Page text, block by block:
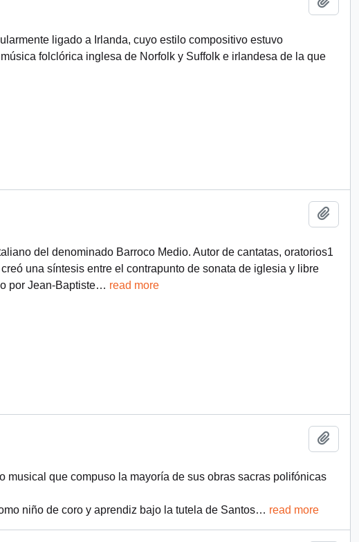
ligado a Irlanda, cuyo estilo compositivo estuvo
folclórica inglesa de Norfolk y Suffolk e irlandesa de la que
del denominado Barroco Medio. Autor de cantatas, oratorios1​
una síntesis entre el contrapunto de sonata de iglesia y libre
por Jean-Baptiste… read more
que compuso la mayoría de sus obras sacras polifónicas
niño de coro y aprendiz bajo la tutela de Santos… read more